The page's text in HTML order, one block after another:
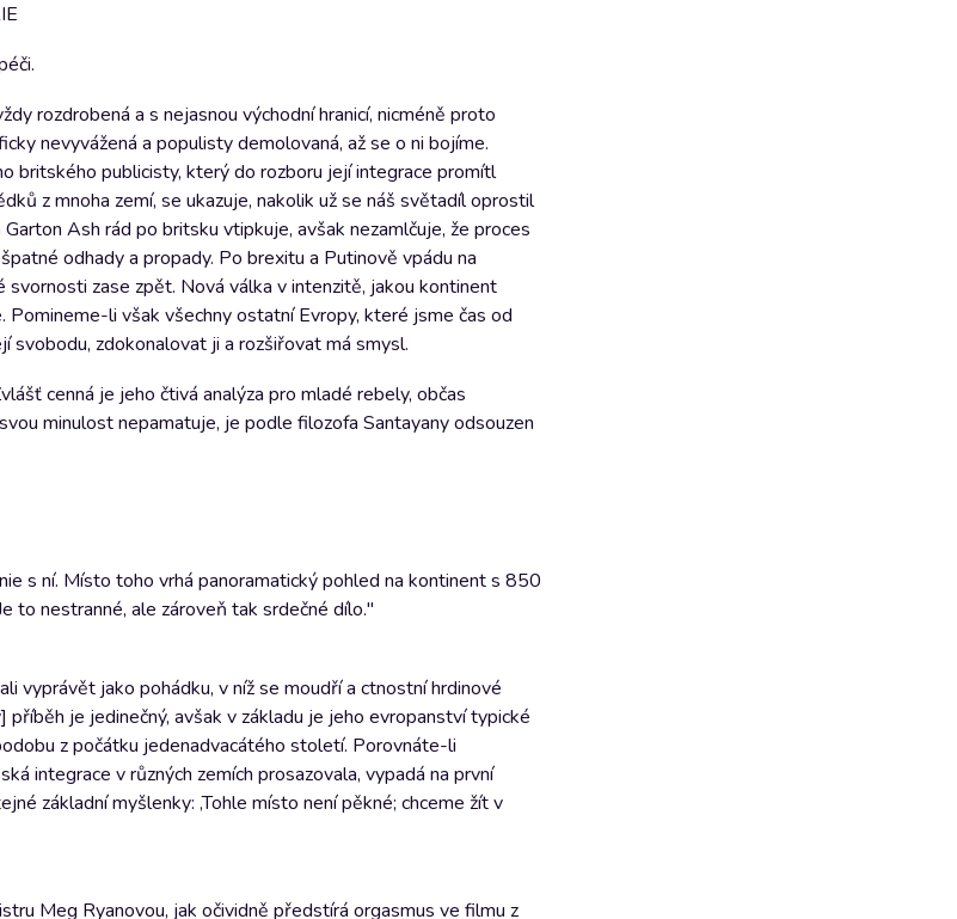
rozdrobená a s nejasnou východní hranicí, nicméně proto
nevyvážená a populisty demolovaná, až se o ni bojíme.
britského publicisty, který do rozboru její integrace promítl
z mnoha zemí, se ukazuje, nakolik už se náš světadíl oprostil
Ash rád po britsku vtipkuje, avšak nezamlčuje, že proces
odhady a propady. Po brexitu a Putinově vpádu na
zase zpět. Nová válka v intenzitě, jakou kontinent
li však všechny ostatní Evropy, které jsme čas od
svobodu, zdokonalovat ji a rozšiřovat má smysl.
cenná je jeho čtivá analýza pro mladé rebely, občas
minulost nepamatuje, je podle filozofa Santayany odsouzen
s ní. Místo toho vrhá panoramatický pohled na kontinent s 850
to nestranné, ale zároveň tak srdečné dílo."
vyprávět jako pohádku, v níž se moudří a ctnostní hrdinové
je jedinečný, avšak v základu je jeho evropanství typické
z počátku jedenadvacátého století. Porovnáte-li
integrace v různých zemích prosazovala, vypadá na první
základní myšlenky: ‚Tohle místo není pěkné; chceme žít v
Meg Ryanovou, jak očividně předstírá orgasmus ve filmu z